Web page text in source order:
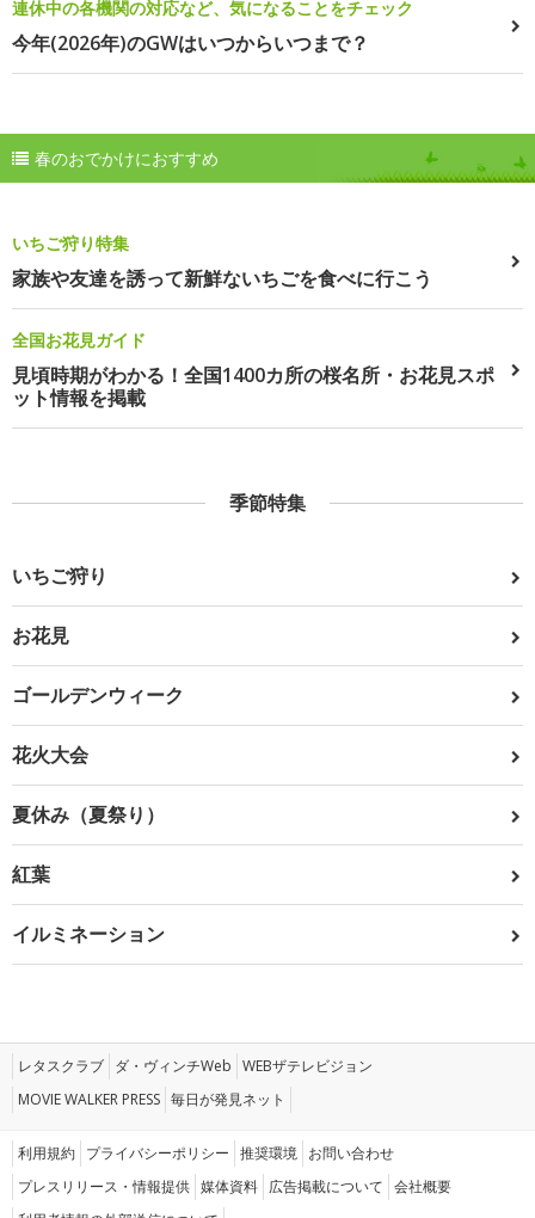
連休中の各機関の対応など、気になることをチェック
今年(2026年)のGWはいつからいつまで？
春のおでかけにおすすめ
いちご狩り特集
家族や友達を誘って新鮮ないちごを食べに行こう
全国お花見ガイド
見頃時期がわかる！全国1400カ所の桜名所・お花見スポ
ット情報を掲載
季節特集
いちご狩り
お花見
ゴールデンウィーク
花火大会
夏休み（夏祭り）
紅葉
イルミネーション
レタスクラブ ダ・ヴィンチWeb WEBザテレビジョン
MOVIE WALKER PRESS 毎日が発見ネット
利用規約 プライバシーポリシー 推奨環境 お問い合わせ
プレスリリース・情報提供 媒体資料 広告掲載について 会社概要